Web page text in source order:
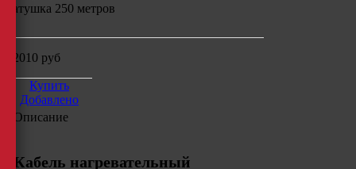
катушка 250 метров
32010 руб
Купить
Добавлено
Описание
Кабель нагревательный